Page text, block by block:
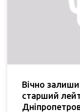
Вічно
старший